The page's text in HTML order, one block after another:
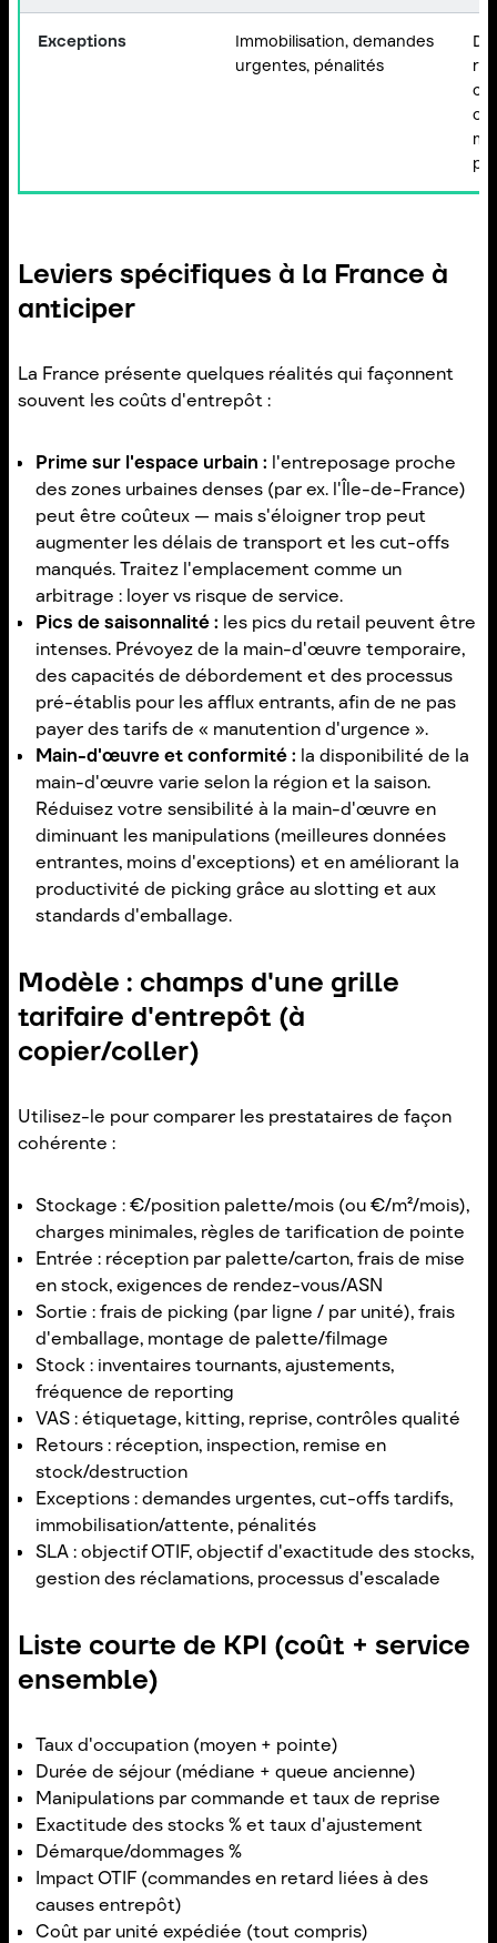
Exceptions
Immobilisation, demandes
urgentes, pénalités
Leviers spécifiques à la France à
anticiper
La France présente quelques réalités qui façonnent
souvent les coûts d'entrepôt :
Prime sur l'espace urbain : l'entreposage proche
des zones urbaines denses (par ex. l'Île-de-France)
peut être coûteux — mais s'éloigner trop peut
augmenter les délais de transport et les cut-offs
manqués. Traitez l'emplacement comme un
arbitrage : loyer vs risque de service.
Pics de saisonnalité : les pics du retail peuvent être
intenses. Prévoyez de la main-d'œuvre temporaire,
des capacités de débordement et des processus
pré-établis pour les afflux entrants, afin de ne pas
payer des tarifs de « manutention d'urgence ».
Main-d'œuvre et conformité : la disponibilité de la
main-d'œuvre varie selon la région et la saison.
Réduisez votre sensibilité à la main-d'œuvre en
diminuant les manipulations (meilleures données
entrantes, moins d'exceptions) et en améliorant la
productivité de picking grâce au slotting et aux
standards d'emballage.
Modèle : champs d'une grille
tarifaire d'entrepôt (à
copier/coller)
Utilisez-le pour comparer les prestataires de façon
cohérente :
Stockage : €/position palette/mois (ou €/m²/mois),
charges minimales, règles de tarification de pointe
Entrée : réception par palette/carton, frais de mise
en stock, exigences de rendez-vous/ASN
Sortie : frais de picking (par ligne / par unité), frais
d'emballage, montage de palette/filmage
Stock : inventaires tournants, ajustements,
fréquence de reporting
VAS : étiquetage, kitting, reprise, contrôles qualité
Retours : réception, inspection, remise en
stock/destruction
Exceptions : demandes urgentes, cut-offs tardifs,
immobilisation/attente, pénalités
SLA : objectif OTIF, objectif d'exactitude des stocks,
gestion des réclamations, processus d'escalade
Liste courte de KPI (coût + service
ensemble)
Taux d'occupation (moyen + pointe)
Durée de séjour (médiane + queue ancienne)
Manipulations par commande et taux de reprise
Exactitude des stocks % et taux d'ajustement
Démarque/dommages %
Impact OTIF (commandes en retard liées à des
causes entrepôt)
Coût par unité expédiée (tout compris)